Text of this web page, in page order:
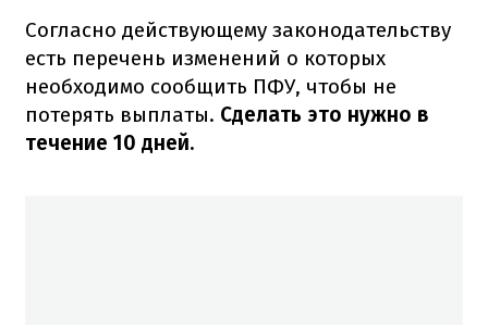
Согласно действующему законодательству
есть перечень изменений о которых
необходимо сообщить ПФУ, чтобы не
потерять выплаты. Сделать это нужно в
течение 10 дней.